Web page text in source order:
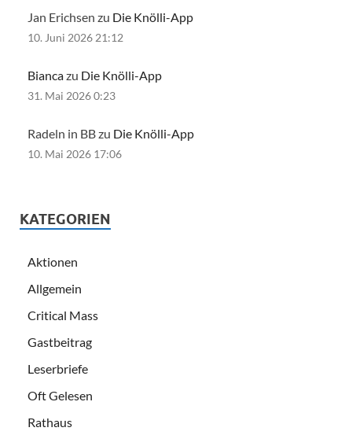
Jan Erichsen zu Die Knölli-App
10. Juni 2026 21:12
Biancazu Die Knölli-App
31. Mai 2026 0:23
Radeln in BB zu Die Knölli-App
10. Mai 2026 17:06
KATEGORIEN
Aktionen
Allgemein
Critical Mass
Gastbeitrag
Leserbriefe
Oft Gelesen
Rathaus